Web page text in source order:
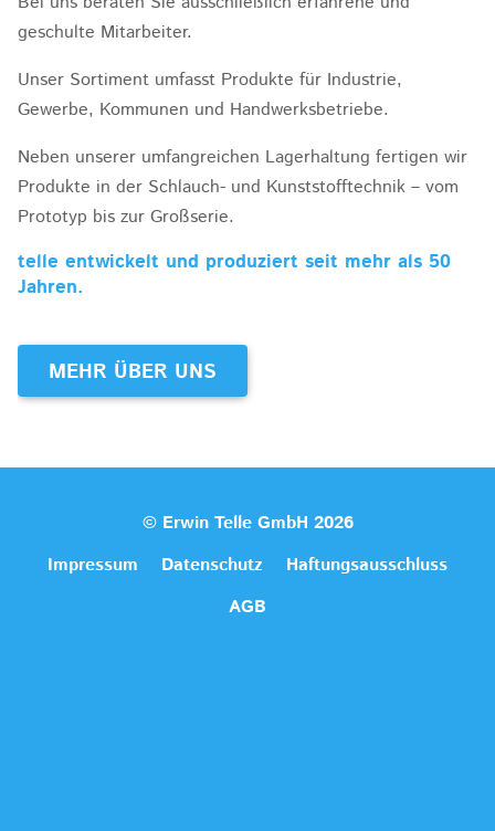
geschulte Mitarbeiter.
Unser Sortiment umfasst Produkte für Industrie,
Gewerbe, Kommunen und Handwerksbetriebe.
Neben unserer umfangreichen Lagerhaltung fertigen wir
Produkte in der Schlauch- und Kunststofftechnik – vom
Prototyp bis zur Großserie.
telle entwickelt und produziert seit mehr als 50
Jahren.
MEHR ÜBER UNS
© Erwin Telle GmbH 2026
Impressum
Datenschutz
Haftungsausschluss
AGB